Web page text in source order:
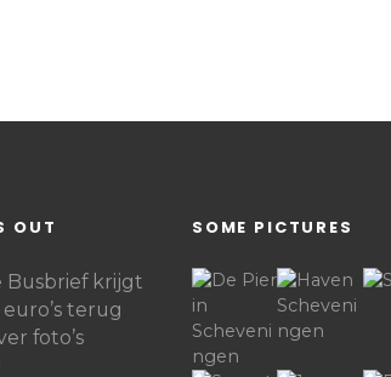
OUT
Busbrief krijgt
terug
foto’s
SOME PICTURES